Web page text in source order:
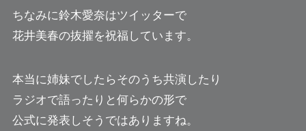
ちなみに鈴木愛奈はツイッターで
花井美春の抜擢を祝福しています。
本当に姉妹でしたらそのうち共演したり
ラジオで語ったりと何らかの形で
公式に発表しそうではありますね。